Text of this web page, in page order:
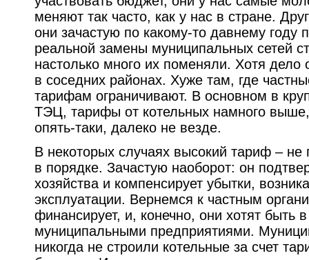
меняют так часто, как у нас в стране.
они зачастую по какому-то давнему году
реальной замены муниципальных сетей
настолько много их поменяли. Хотя дело
в соседних районах. Хуже там, где
тарифам ограничивают. В основном в
ТЭЦ, тарифы от котельных намного
опять-таки, далеко не везде.
В некоторых случаях высокий тариф – не
в порядке. Зачастую наоборот: он
хозяйства и компенсирует убытки,
эксплуатации. Вернемся к частным
финансирует, и, конечно, они хотят быть
муниципальными предприятиями.
никогда не строили котельные за счет